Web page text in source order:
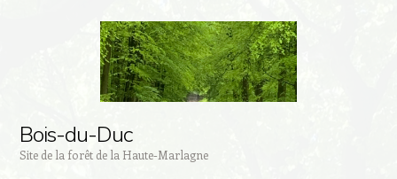
Bois-du-Duc
Site de la forêt de la Haute-Marlagne